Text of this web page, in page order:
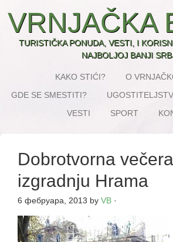
VRNJAČKA
TURISTIČKA PONUDA, VESTI, I
NAJBOLJOJ BANJI
KAKO STIĆI?
O
GDE SE SMESTITI?
VESTI
SPORT
Dobrotvorna
izgradnju Hrama
6 фебруара, 2013 by VB ·